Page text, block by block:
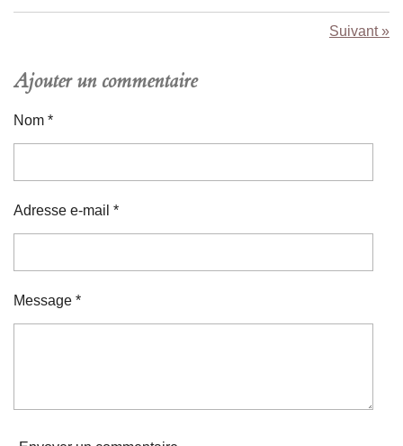
Suivant»
Ajouter un commentaire
Nom *
Adresse e-mail *
Message *